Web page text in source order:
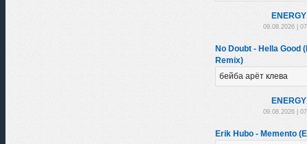
09.08.2026 |
No Doubt - Hella Good
Remix)
бейба арёт клева
09.08.2026 |
Erik Hubo - Memento